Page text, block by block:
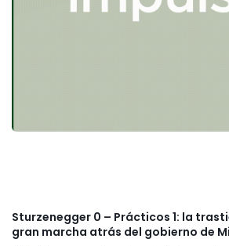
Sturzenegger 0 – Prácticos 1: la
gran marcha atrás del gobierno de